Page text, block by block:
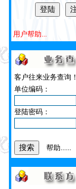
用户帮助...
客户往来业务查询！
单位编码：
登陆密码：
帮助......